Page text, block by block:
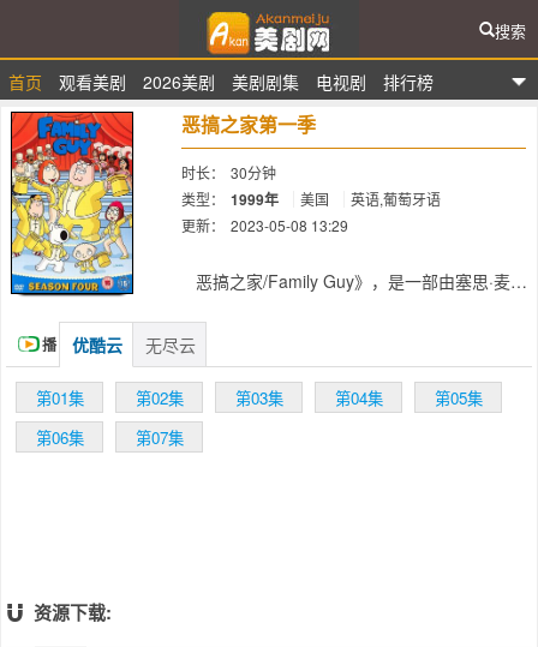
爱看美剧网
首页 观看美剧 2026美剧 美剧剧集 电视剧 排行榜
搜索
恶搞之家第一季
时长：
30分钟
类型：
1999年 美国
英语,葡萄牙语
更新：
2023-05-08 13:29
恶搞之家/Family Guy》，是一部由塞思·麦
开始播映的一部无厘头风格的戏剧卡通片，以
生活在杜撰的罗得岛Quahog市上的一家为故
事主线，大量运用闪回手法（亦即是以不同镜
头穿插于故事主线之中），每集情节基本围绕
着Peter Griffin及其一家的故事展开。 第一季
于1999年制作并开始放映。 本剧共获得过8
播 优酷云 无尽云
第01集 第02集 第03集 第04集
第05集
第06集
第07集
资源下载: